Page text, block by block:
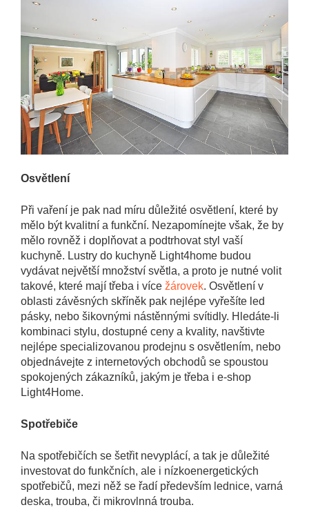
Osvětlení
Při vaření je pak nad míru důležité osvětlení, které by
mělo být kvalitní a funkční. Nezapomínejte však, že by
mělo rovněž i doplňovat a podtrhovat styl vaší
kuchyně. Lustry do kuchyně Light4home budou
vydávat největší množství světla, a proto je nutné volit
takové, které mají třeba i více žárovek. Osvětlení v
oblasti závěsných skříněk pak nejlépe vyřešíte led
pásky, nebo šikovnými nástěnnými svítidly. Hledáte-li
kombinaci stylu, dostupné ceny a kvality, navštivte
nejlépe specializovanou prodejnu s osvětlením, nebo
objednávejte z internetových obchodů se spoustou
spokojených zákazníků, jakým je třeba i e-shop
Light4Home.
Spotřebiče
Na spotřebičích se šetřit nevyplácí, a tak je důležité
investovat do funkčních, ale i nízkoenergetických
spotřebičů, mezi něž se řadí především lednice, varná
deska, trouba, či mikrovlnná trouba.